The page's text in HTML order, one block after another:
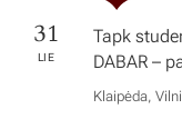
31
LIE
Tapk
DABAR –
Klaipėda,